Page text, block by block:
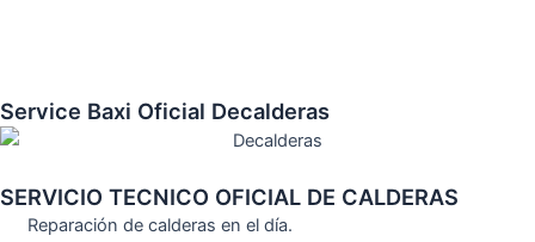
Service Baxi Oficial Decalderas
SERVICIO TECNICO OFICIAL DE CALDERAS
Reparación de calderas en el día.